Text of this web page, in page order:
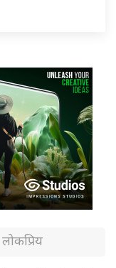
लोकप्रिय